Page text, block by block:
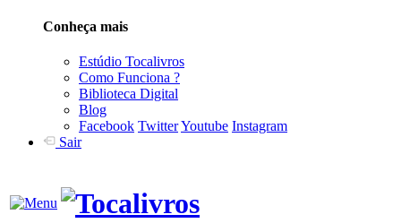
Conheça mais
Estúdio Tocalivros
Como Funciona ?
Biblioteca Digital
Blog
Facebook TwitterYoutube Instagram
Sair